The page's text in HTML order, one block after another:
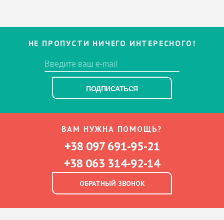
НЕ ПРОПУСТИ НИЧЕГО ИНТЕРЕСНОГО!
ПОДПИСАТЬСЯ
ВАМ НУЖНА ПОМОЩЬ?
+38 097 691-95-21
+38 063 314-92-14
ОБРАТНЫЙ ЗВОНОК